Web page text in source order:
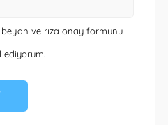
ve rıza onay formunu
ediyorum.